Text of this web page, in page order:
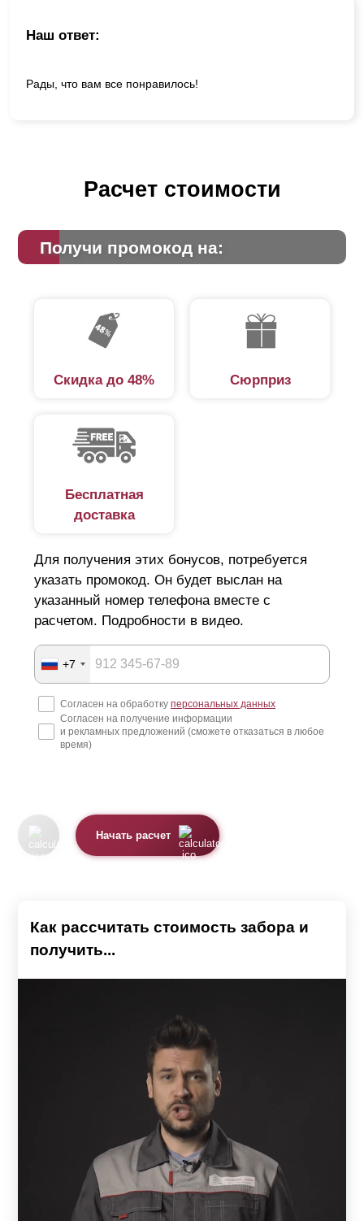
Наш ответ:
Рады, что вам все понравилось!
Расчет стоимости
Получи промокод на:
Скидка до 48% Сюрприз
Бесплатная
доставка
Для получения этих бонусов, потребуется
указать промокод. Он будет выслан на
указанный номер телефона вместе с
расчетом. Подробности в видео.
+7
Согласен на обработку персональных данных
Согласен на получение информации
и рекламных предложений (сможете отказаться в любое
время)
Начать расчет
Как рассчитать стоимость забора и
получить...